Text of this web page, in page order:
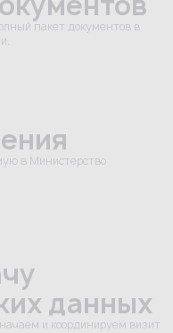
пакет документов в
в Министерство
данных
и координируем визит